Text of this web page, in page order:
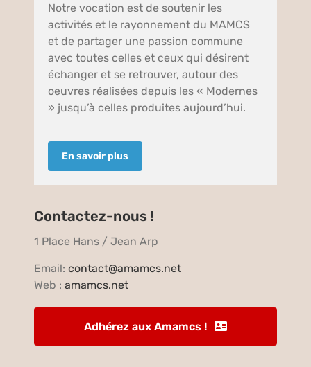
Notre vocation est de soutenir les
activités et le rayonnement du MAMCS
et de partager une passion commune
avec toutes celles et ceux qui désirent
échanger et se retrouver, autour des
oeuvres réalisées depuis les « Modernes
» jusqu’à celles produites aujourd’hui.
En savoir plus
Contactez-nous !
1 Place Hans / Jean Arp
Email:contact@amamcs.net
Web :amamcs.net
Adhérez aux Amamcs !